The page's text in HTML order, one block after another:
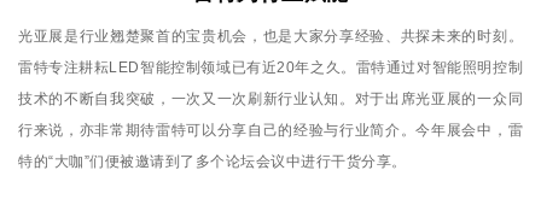
光亚展是行业翘楚聚首的宝贵机会，也是大家分享经验、共探未来的时刻。
雷特专注耕耘LED智能控制领域已有近20年之久。雷特通过对智能照明控制
技术的不断自我突破，一次又一次刷新行业认知。对于出席光亚展的一众同
行来说，亦非常期待雷特可以分享自己的经验与行业简介。今年展会中，雷
特的“大咖”们便被邀请到了多个论坛会议中进行干货分享。